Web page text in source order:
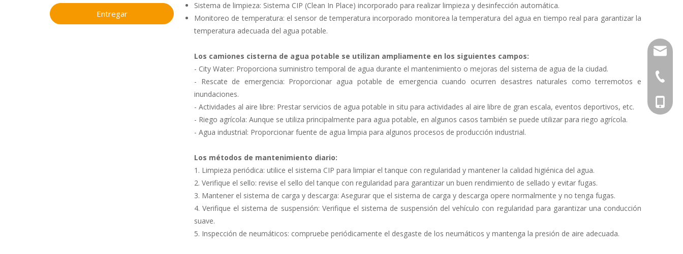
+86-
Tony:
Entregar
Sistema de limpieza: Sistema CIP (Clean In Place) incorporado para realizar limpieza y desinfección automática.
Monitoreo de temperatura: el sensor de temperatura incorporado monitorea la temperatura del agua en tiempo real para garantizar la
temperatura adecuada del agua potable.
Los camiones cisterna de agua potable se utilizan ampliamente en los siguientes campos:
- City Water: Proporciona suministro temporal de agua durante el mantenimiento o mejoras del sistema de agua de la ciudad.
- Rescate de emergencia: Proporcionar agua potable de emergencia cuando ocurren desastres naturales como terremotos e
inundaciones.
- Actividades al aire libre: Prestar servicios de agua potable in situ para actividades al aire libre de gran escala, eventos deportivos, etc.
- Riego agrícola: Aunque se utiliza principalmente para agua potable, en algunos casos también se puede utilizar para riego agrícola.
- Agua industrial: Proporcionar fuente de agua limpia para algunos procesos de producción industrial.
Los métodos de mantenimiento diario:
1. Limpieza periódica: utilice el sistema CIP para limpiar el tanque con regularidad y mantener la calidad higiénica del agua.
2. Verifique el sello: revise el sello del tanque con regularidad para garantizar un buen rendimiento de sellado y evitar fugas.
3. Mantener el sistema de carga y descarga: Asegurar que el sistema de carga y descarga opere normalmente y no tenga fugas.
4. Verifique el sistema de suspensión: Verifique el sistema de suspensión del vehículo con regularidad para garantizar una conducción
suave.
5. Inspección de neumáticos: compruebe periódicamente el desgaste de los neumáticos y mantenga la presión de aire adecuada.